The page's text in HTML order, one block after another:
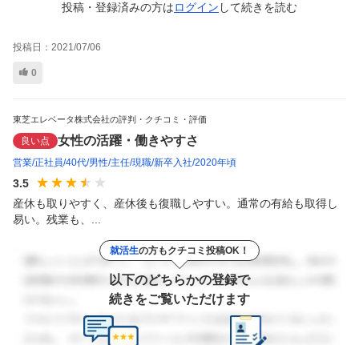
投稿・登録済みの方はログイン して続きを読む
投稿日： 2021/07/06
0
東芝エレベータ株式会社の評判・クチコミ・評価
良い点 女性の活躍・働きやすさ
営業 正社員 40代 男性 主任 現職 新卒入社 2020年頃
3.5
産休も取りやすく、産休後も復職しやすい。通常の有給も取得し
易い。残業も、...
就活生の方もクチコミ投稿OK！
以下のどちらかの登録で
続きをご覧いただけます